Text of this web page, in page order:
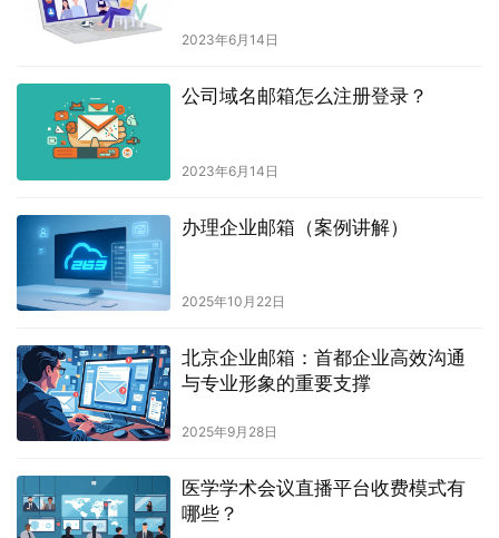
2023年6月14日
公司域名邮箱怎么注册登录？
2023年6月14日
办理企业邮箱（案例讲解）
2025年10月22日
北京企业邮箱：首都企业高效沟通
与专业形象的重要支撑
2025年9月28日
医学学术会议直播平台收费模式有
哪些？